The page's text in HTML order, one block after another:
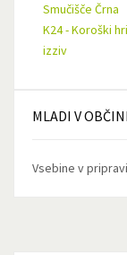
Smučišče Črna
K24 - Koroški
izziv
MLADI V
Vsebine v